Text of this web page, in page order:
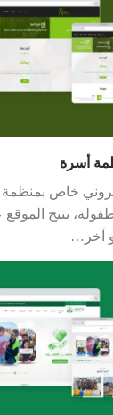
أسرة
خاص بمنظمة
يتيح
آخر…